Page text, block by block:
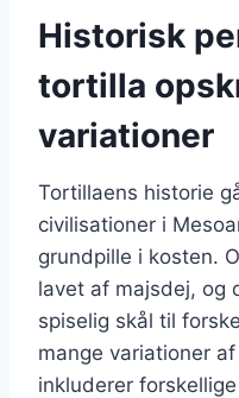
Historisk
tortilla
variationer
Tortillaens historie
civilisationer i
grundpille i kosten.
lavet af majsdej, og
spiselig skål til
mange variationer
inkluderer